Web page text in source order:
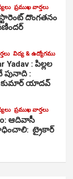
ప్రముఖ వార్తలు
దొంగతనం
విద్య & ఉద్యోగము
Yadav : పిల్లల
పునాది :
కుమార్ యాదవ్
ప్రముఖ వార్తలు
ఆదివాసీ
ట్రైకార్